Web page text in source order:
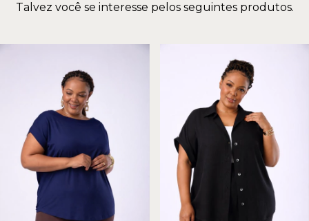
Talvez você se interesse pelos seguintes produtos.